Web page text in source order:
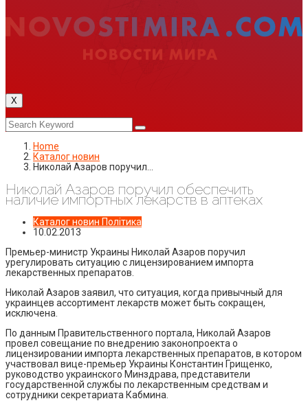
X
Home
Каталог новин
Николай Азаров поручил…
Николай Азаров поручил обеспечить
наличие импортных лекарств в аптеках
Каталог новин Політика
10.02.2013
Премьер-министр Украины Николай Азаров поручил
урегулировать ситуацию с лицензированием импорта
лекарственных препаратов.
Николай Азаров заявил, что ситуация, когда привычный для
украинцев ассортимент лекарств может быть сокращен,
исключена.
По данным Правительственного портала, Николай Азаров
провел совещание по внедрению законопроекта о
лицензировании импорта лекарственных препаратов, в котором
участвовал вице-премьер Украины Константин Грищенко,
руководство украинского Минздрава, представители
государственной службы по лекарственным средствам и
сотрудники секретариата Кабмина.